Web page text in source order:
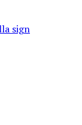
sign